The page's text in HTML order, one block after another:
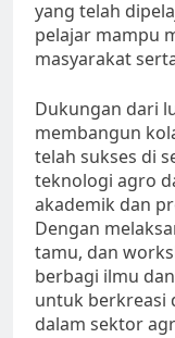
yang telah
pelajar mampu
masyarakat
Dukungan dari
membangun
telah sukses di
teknologi agro
akademik dan
Dengan
tamu, dan
berbagi ilmu
untuk berkreasi
dalam sektor